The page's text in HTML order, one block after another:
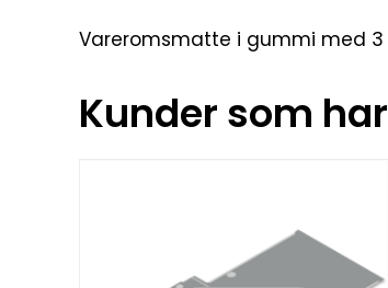
Vareromsmatte i gummi med 3
Kunder som